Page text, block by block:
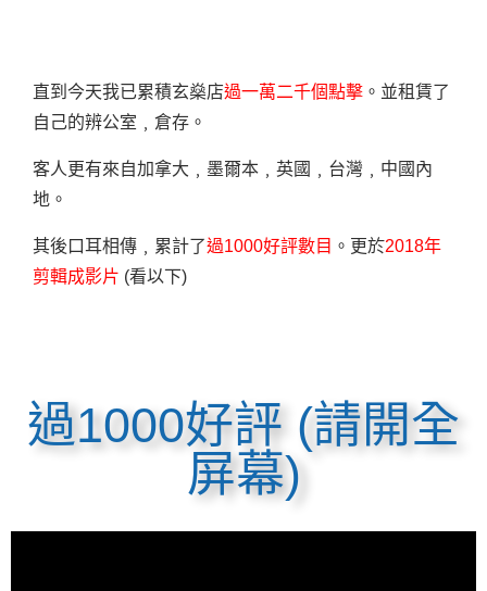
直到今天我已累積玄燊店過一萬二千個點擊 。並租賃了
自己的辨公室﹐倉存。
客人更有來自加拿大﹐墨爾本﹐英國﹐台灣﹐中國內
地。
其後口耳相傳﹐累計了過1000好評數目 。更於2018年
剪輯成影片 (看以下)
過1000好評 (請開全
屏幕)